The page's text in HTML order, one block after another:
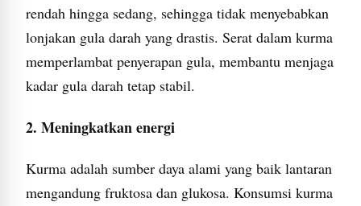
rendah hingga sedang, sehingga tidak menyebabkan
lonjakan gula darah yang drastis. Serat dalam kurma
memperlambat penyerapan gula, membantu menjaga
kadar gula darah tetap stabil.
2. Meningkatkan energi
Kurma adalah sumber daya alami yang baik lantaran
mengandung fruktosa dan glukosa. Konsumsi kurma